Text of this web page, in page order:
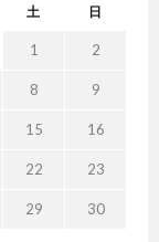
土 日
1 2
8 9
15 16
22 23
29 30